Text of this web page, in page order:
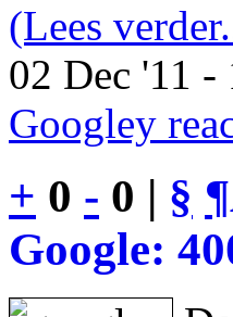
(Lees
02 Dec '11 -
Googley
+ 0 - 0 | § ¶
Google: